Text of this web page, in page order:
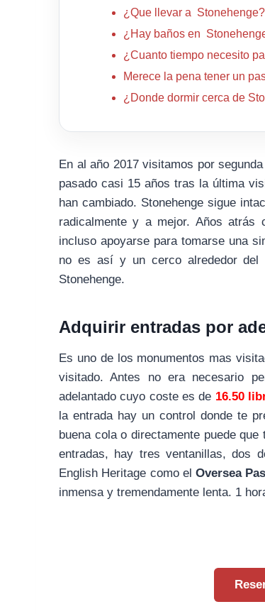
¿Que llevar a Stonehenge?
¿Hay baños en
¿Cuanto tiempo necesito
Merece la pena tener un
¿Donde dormir cerca de
En al año 2017 visitamos por
pasado casi 15 años tras la última
han cambiado. Stonehenge sigue
radicalmente y a mejor. Años atrás
incluso apoyarse para tomarse una
no es así y un cerco alrededor del
Stonehenge.
Adquirir entradas por
Es uno de los monumentos mas
visitado. Antes no era necesario
adelantado cuyo coste es de 16.50
la entrada hay un control donde te
buena cola o directamente puede
entradas, hay tres ventanillas, dos
English Heritage como elOversea
inmensa y tremendamente lenta. 1